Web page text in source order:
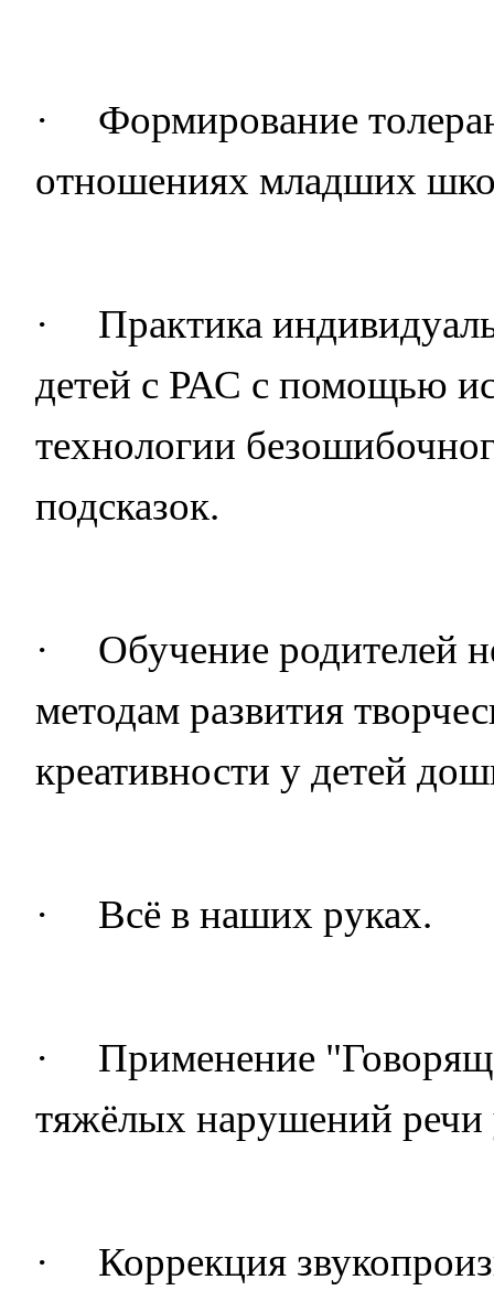
·
Формирование
отношениях младших
·
Практика
детей с РАС с помощью
технологии
подсказок.
·
Обучение родителей
методам развития
креативности у детей
· Всё в наших руках.
·
Применение
тяжёлых нарушений
·
Коррекция